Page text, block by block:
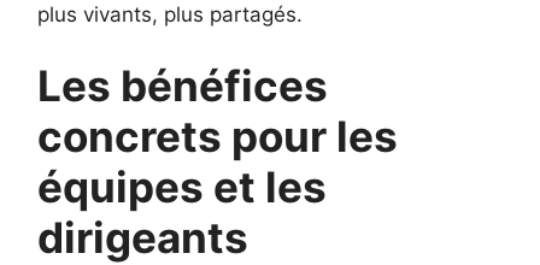
plus vivants, plus partagés.
Les bénéfices
concrets pour les
équipes et les
dirigeants